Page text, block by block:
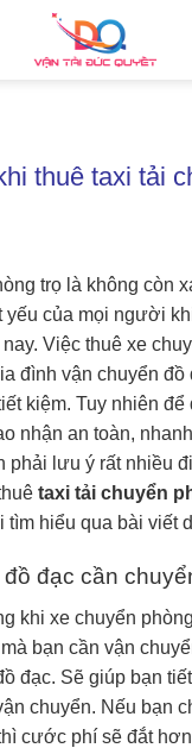
thuê taxi tải
trọ là không còn
yếu của mọi người
Việc thuê xe
đình vận chuyển đồ
kiệm. Tuy nhiên
nhận an toàn,
phải lưu ý rất nhiều
taxi tải chuyển
tìm hiểu qua bài viết
đạc cần
khi xe chuyển
bạn cần vận
đạc. Sẽ giúp bạn
chuyển. Nếu bạn
cước phí sẽ đắt